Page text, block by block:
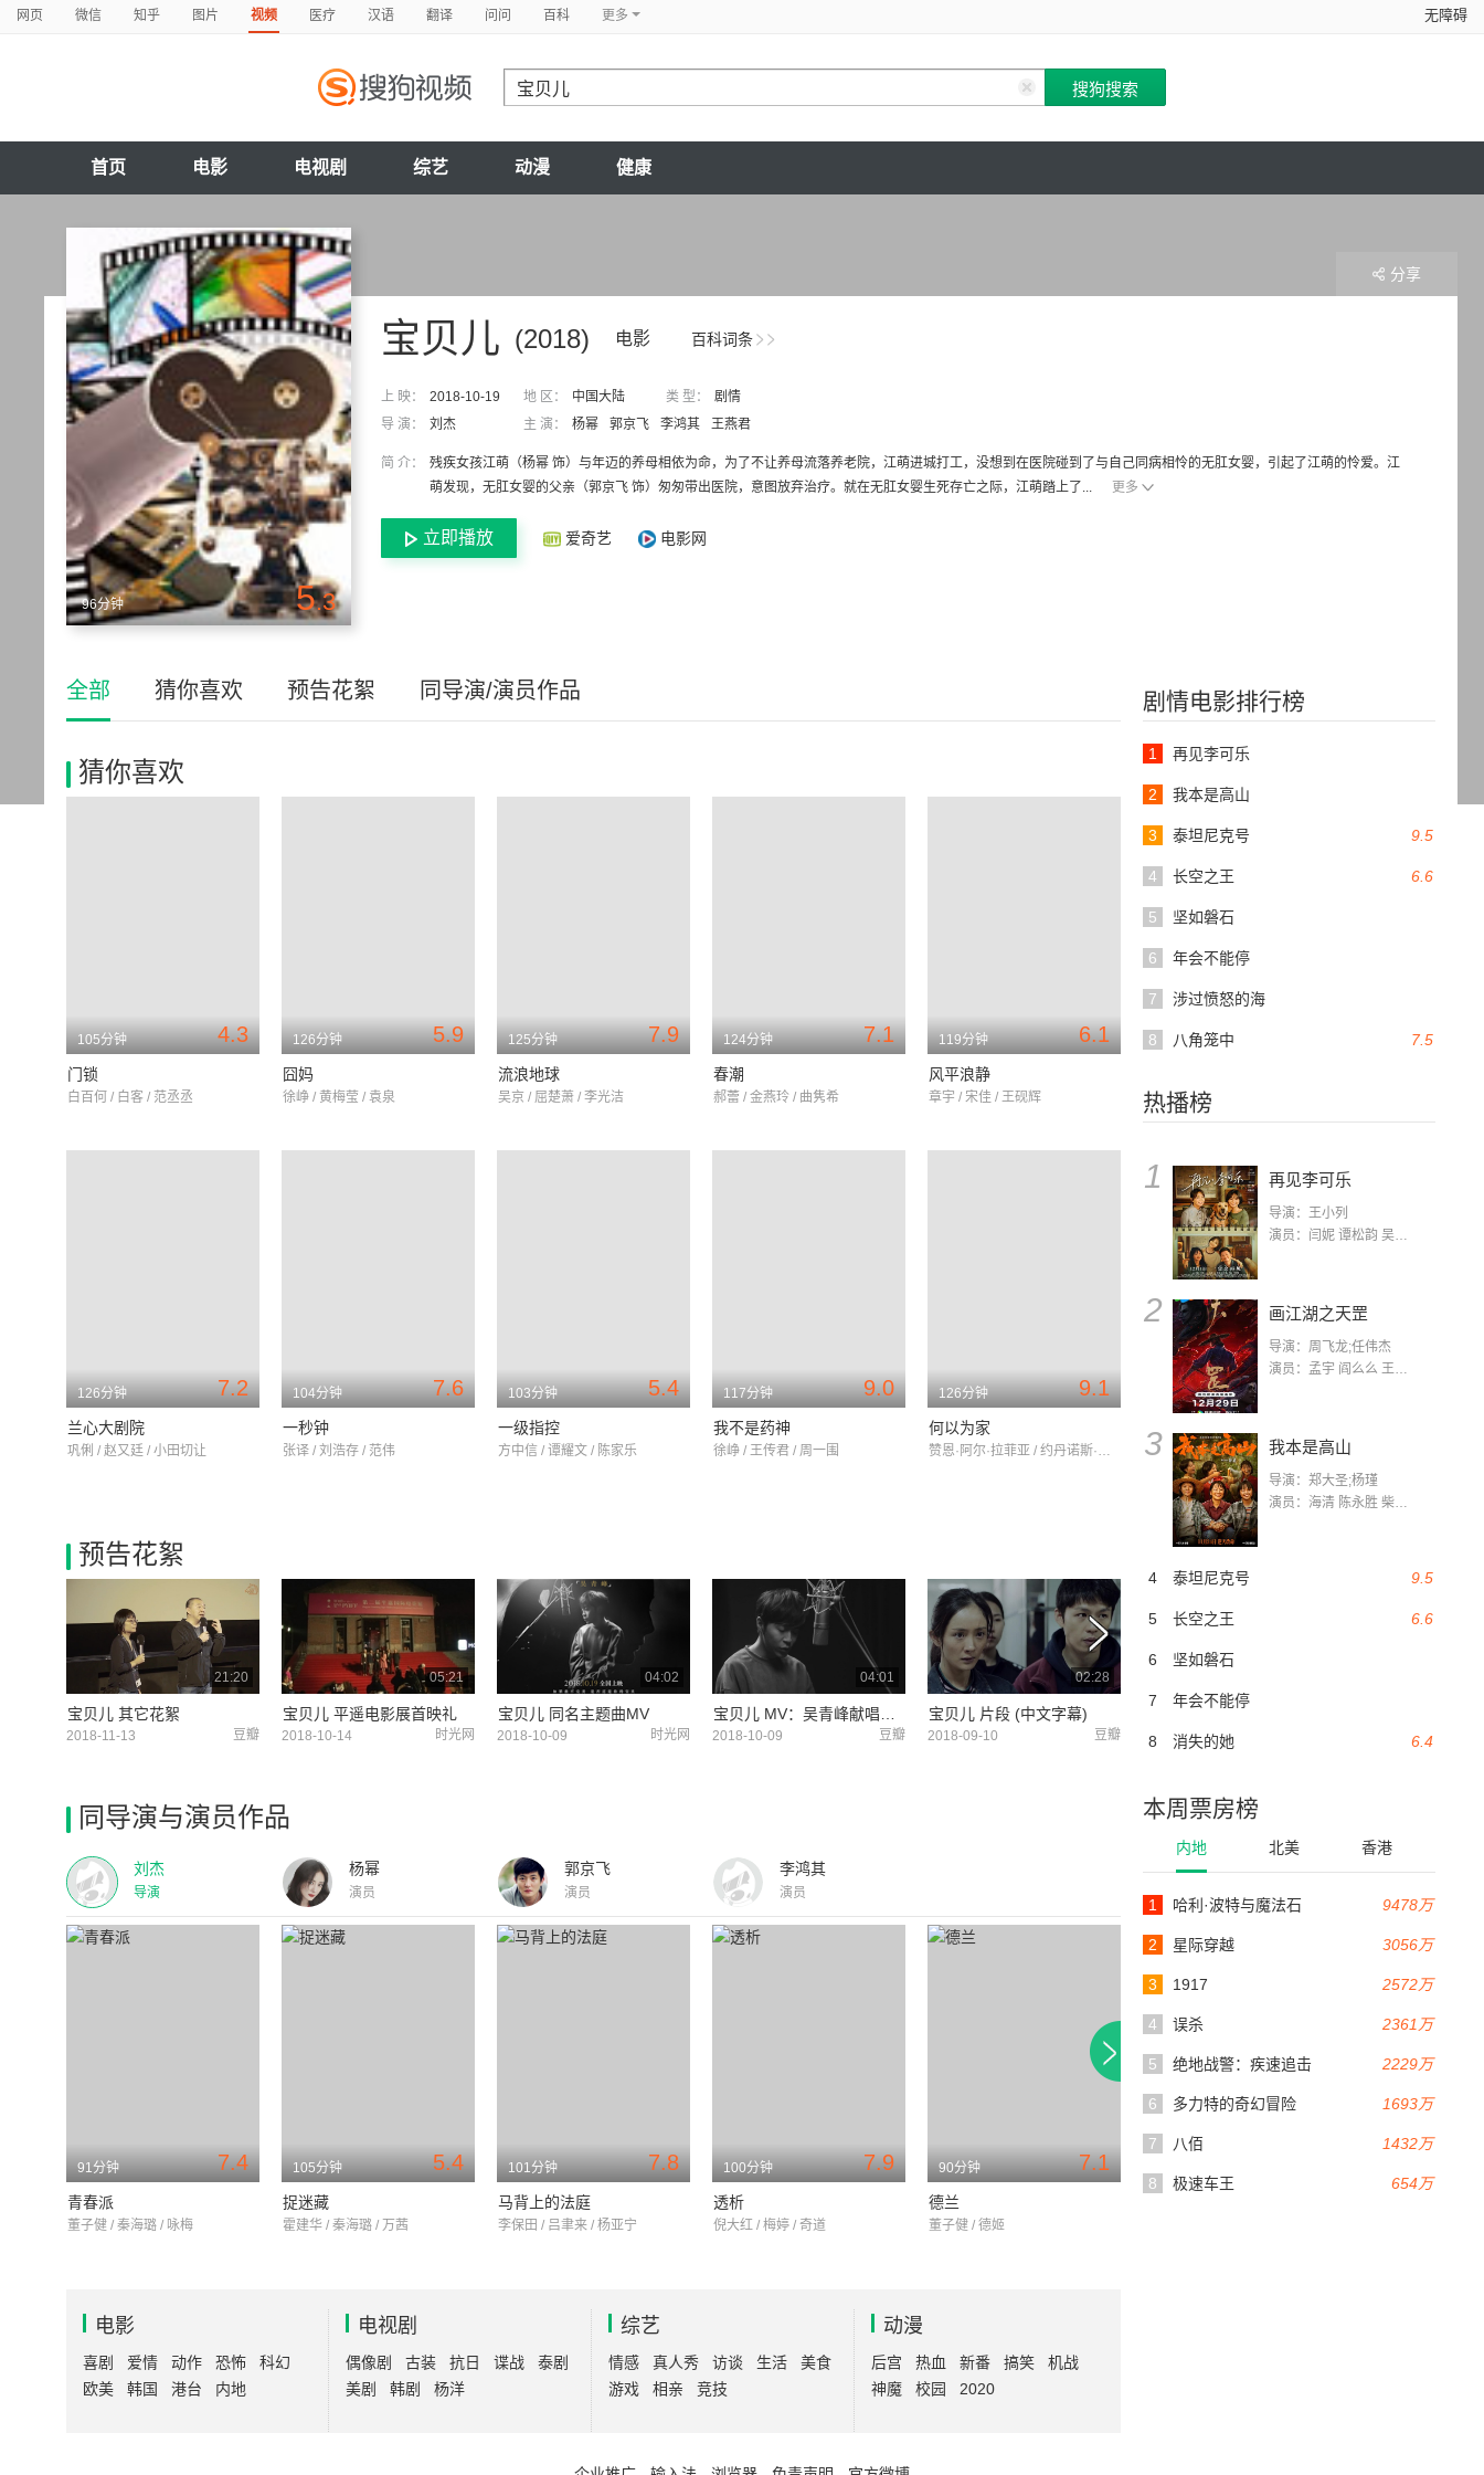
网页 微信 知乎 图片 视频 医疗 汉语 翻译 问问 百科 更多 无障碍
首页 电影 电视剧 综艺 动漫 健康
96分钟 5.3
百科词条
(2018) 电影
宝贝儿
上 映： 2018-10-19 地 区： 中国大陆 类 型：
剧情
导 演：
刘杰 主 演： 杨幂 郭京飞 李鸿其 王燕君
简 介：
残疾女孩江萌（杨幂 饰）与年迈的养母相依为命，为了不让养母流落养老院，江萌进城打工，没想到在医院碰到了与自己同病相怜的无肛女婴，引起了江萌的怜爱。江
萌发现，无肛女婴的父亲（郭京飞 饰）匆匆带出医院，意图放弃治疗。就在无肛女婴生死存亡之际，江萌踏上了...
更多
立即播放 爱奇艺 电影网
分享
剧情电影排行榜
1 再见李可乐
2 我本是高山
9.5
3 泰坦尼克号
6.6
4 长空之王
5 坚如磐石
6 年会不能停
7 涉过愤怒的海
7.5
8 八角笼中
热播榜
1 再见李可乐
导演：王小列
演员：闫妮 谭松韵 吴京 蒋龙 赵小棠 冯雷 李虎城 平安 小七 小可乐
2 画江湖之天罡
导演：周飞龙;任伟杰
演员：孟宇 阎么么 王凯 郭政建 阎萌萌 杨默 高枫 齐斯伽 刘芊含 马程
3 我本是高山
导演：郑大圣;杨瑾
演员：海清 陈永胜 柴烨 王玥婷 万国鹏 美朵达瓦 赵瑞婷 罗解艳 郭莉娜 潘家艳
9.5
4 泰坦尼克号
6.6
5 长空之王
6 坚如磐石
7 年会不能停
6.4
8 消失的她
本周票房榜
内地 北美 香港
9478万
1 哈利·波特与魔法石
3056万
2 星际穿越
2572万
3 1917
2361万
4 误杀
2229万
5 绝地战警：疾速追击
1693万
6 多力特的奇幻冒险
1432万
7 八佰
654万
8 极速车王
全部 猜你喜欢 预告花絮 同导演/演员作品
猜你喜欢
4.3
105分钟
门锁
白百何 / 白客 / 范丞丞
5.9
126分钟
囧妈
徐峥 / 黄梅莹 / 袁泉
7.9
125分钟
流浪地球
吴京 / 屈楚萧 / 李光洁
7.1
124分钟
春潮
郝蕾 / 金燕玲 / 曲隽希
6.1
119分钟
风平浪静
章宇 / 宋佳 / 王砚辉
7.2
126分钟
兰心大剧院
巩俐 / 赵又廷 / 小田切让
7.6
104分钟
一秒钟
张译 / 刘浩存 / 范伟
5.4
103分钟
一级指控
方中信 / 谭耀文 / 陈家乐
9.0
117分钟
我不是药神
徐峥 / 王传君 / 周一围
9.1
126分钟
何以为家
赞恩·阿尔·拉菲亚 / 约丹诺斯·希费罗 / 博鲁瓦蒂夫·特雷杰·班科尔
预告花絮
21:20
宝贝儿 其它花絮
2018-11-13 豆瓣
05:21
宝贝儿 平遥电影展首映礼
2018-10-14 时光网
04:02
宝贝儿 同名主题曲MV
2018-10-09 时光网
04:01
2018-10-09 豆瓣
02:28
宝贝儿 片段 (中文字幕)
2018-09-10 豆瓣 2018-09-27 2018-09-27
同导演与演员作品
刘杰
导演
杨幂
演员
郭京飞
演员
李鸿其
演员
7.4
91分钟
青春派
董子健 / 秦海璐 / 咏梅
5.4
105分钟
捉迷藏
霍建华 / 秦海璐 / 万茜
7.8
101分钟
马背上的法庭
李保田 / 吕聿来 / 杨亚宁
7.9
100分钟
透析
倪大红 / 梅婷 / 奇道
7.1
90分钟
德兰
董子健 / 德姬
电影
喜剧 爱情 动作 恐怖
科幻
欧美
韩国 港台 内地
电视剧
偶像剧 古装 抗日 谍战
泰剧
美剧
韩剧 杨洋
综艺
情感 真人秀 访谈 生活
美食
游戏
相亲 竞技
动漫
后宫 热血 新番 搞笑
机战
神魔
校园 2020